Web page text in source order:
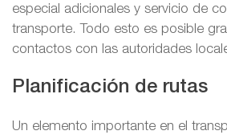
especial adicionales y servicio de
transporte. Todo esto es posible
contactos con las autoridades
Planificación de rutas
Un elemento importante en el